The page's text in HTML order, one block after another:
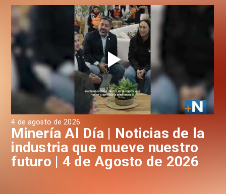
4 de agosto de 2026
Minería Al Día | Noticias de la
industria que mueve nuestro
futuro | 4 de Agosto de 2026